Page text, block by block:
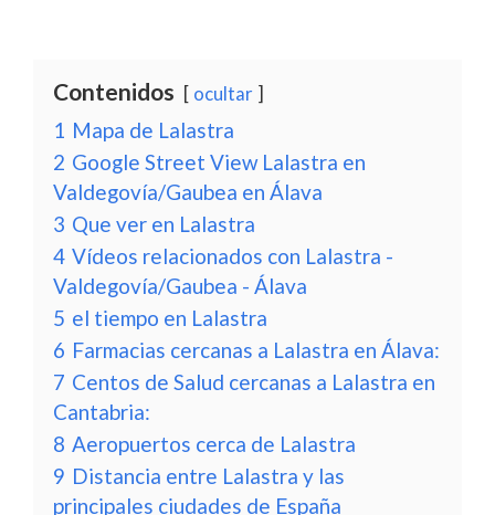
Contenidos ocultar
1 Mapa de Lalastra
2 Google Street View Lalastra en
Valdegovía/Gaubea en Álava
3 Que ver en Lalastra
4 Vídeos relacionados con Lalastra -
Valdegovía/Gaubea - Álava
5 el tiempo en Lalastra
6 Farmacias cercanas a Lalastra en Álava:
7 Centos de Salud cercanas a Lalastra en
Cantabria:
8 Aeropuertos cerca de Lalastra
9 Distancia entre Lalastra y las
principales ciudades de España